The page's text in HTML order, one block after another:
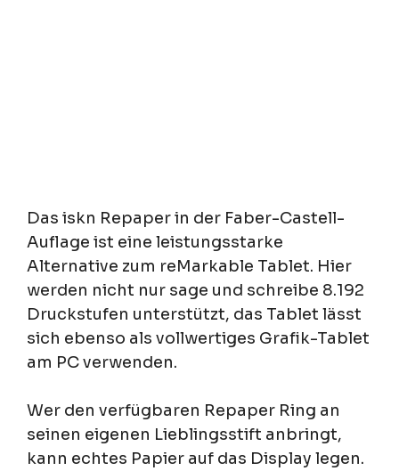
Das iskn Repaper in der Faber-Castell-
Auflage ist eine leistungsstarke
Alternative zum reMarkable Tablet. Hier
werden nicht nur sage und schreibe 8.192
Druckstufen unterstützt, das Tablet lässt
sich ebenso als vollwertiges Grafik-Tablet
am PC verwenden.
Wer den verfügbaren Repaper Ring an
seinen eigenen Lieblingsstift anbringt,
kann echtes Papier auf das Display legen.